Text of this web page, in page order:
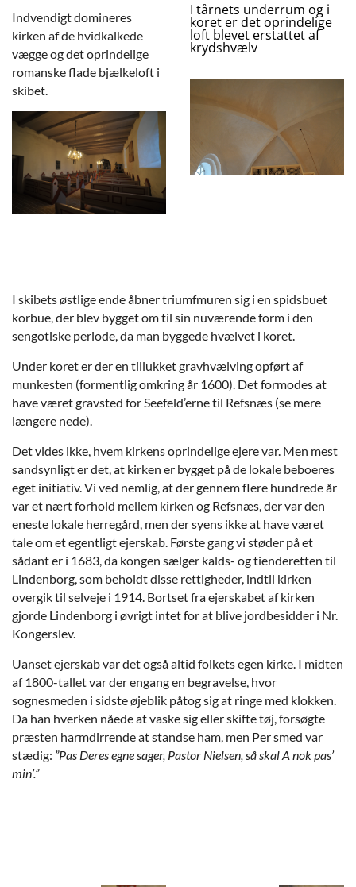
Indvendigt domineres
kirken af de hvidkalkede
vægge og det oprindelige
romanske flade bjælkeloft i
skibet.
I tårnets underrum og i
koret er det oprindelige
loft blevet erstattet af
krydshvælv
I skibets østlige ende åbner triumfmuren sig i en spidsbuet
korbue, der blev bygget om til sin nuværende form i den
sengotiske periode, da man byggede hvælvet i koret.
Under koret er der en tillukket gravhvælving opført af
munkesten (formentlig omkring år 1600). Det formodes at
have været gravsted for Seefeld’erne til Refsnæs (se mere
længere nede).
Det vides ikke, hvem kirkens oprindelige ejere var. Men mest
sandsynligt er det, at kirken er bygget på de lokale beboeres
eget initiativ. Vi ved nemlig, at der gennem flere hundrede år
var et nært forhold mellem kirken og Refsnæs, der var den
eneste lokale herregård, men der syens ikke at have været
tale om et egentligt ejerskab. Første gang vi støder på et
sådant er i 1683, da kongen sælger kalds- og tienderetten til
Lindenborg, som beholdt disse rettigheder, indtil kirken
overgik til selveje i 1914. Bortset fra ejerskabet af kirken
gjorde Lindenborg i øvrigt intet for at blive jordbesidder i Nr.
Kongerslev.
Uanset ejerskab var det også altid folkets egen kirke. I midten
af 1800-tallet var der engang en begravelse, hvor
sognesmeden i sidste øjeblik påtog sig at ringe med klokken.
Da han hverken nåede at vaske sig eller skifte tøj, forsøgte
præsten harmdirrende at standse ham, men Per smed var
stædig: ”Pas Deres egne sager, Pastor Nielsen, så skal A nok pas’
min’.”